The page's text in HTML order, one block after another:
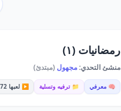
رمضانيات (١)
منشئ التحدي:مجهول (مبتدئ)
🧠 معرفي 📁 ترفيه وتسلية ▶️ لعبها 72